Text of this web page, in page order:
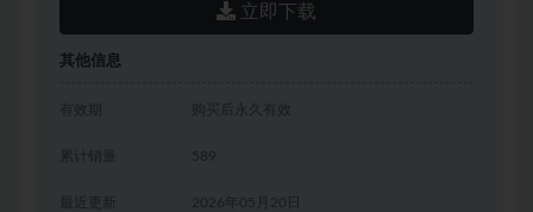
立即下载
其他信息
有效期 购买后永久有效
累计销量 589
2026年05月20日